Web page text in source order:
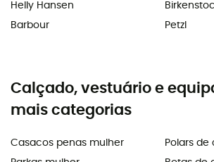
Helly Hansen
Barbour
Petzl
Calçado, vestuário e
mais categorias
Casacos penas mulher
Polars de